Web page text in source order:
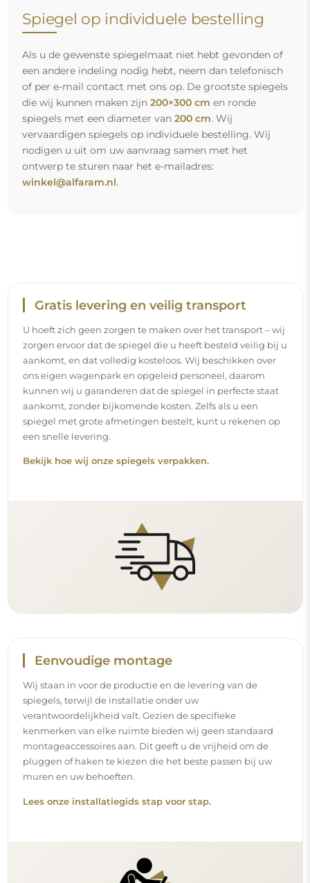
Gratis levering en veilig transport
zorgen ervoor dat de spiegel die u heeft besteld veilig bij u
aankomt, en dat volledig kosteloos. Wij beschikken over
ons eigen wagenpark en opgeleid personeel, daarom
kunnen wij u garanderen dat de spiegel in perfecte staat
aankomt, zonder bijkomende kosten. Zelfs als u een
spiegel met grote afmetingen bestelt, kunt u rekenen op
een snelle levering.
Bekijk hoe wij onze spiegels verpakken.
Eenvoudige montage
Wij staan in voor de productie en de levering van de
spiegels, terwijl de installatie onder uw
verantwoordelijkheid valt. Gezien de specifieke
kenmerken van elke ruimte bieden wij geen standaard
montageaccessoires aan. Dit geeft u de vrijheid om de
Reiniging en onderhoud
Om een optimale glans te behouden, volstaat een
microvezeldoek en warm water. Als u kiest voor specifieke
producten, zorg er dan voor dat ze een neutrale pH
hebben (rond de 7). Vermijd krachtige reinigingsmiddelen
die azijn, ammoniak of sterke zuren bevatten – zo bewaart
Lees meer tips op onze blog.